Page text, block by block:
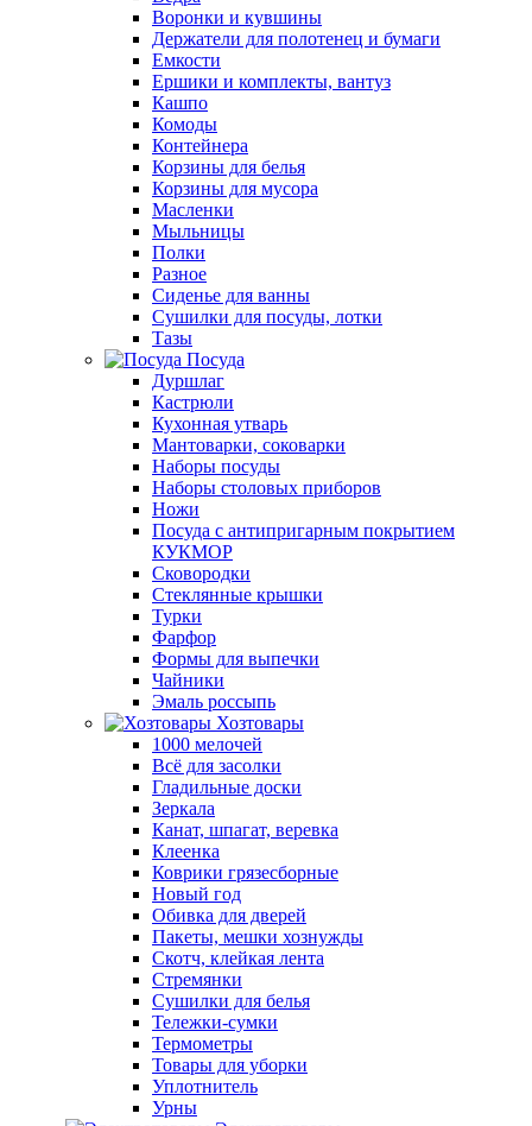
Воронки и кувшины
Держатели для полотенец и бумаги
Емкости
Ершики и комплекты, вантуз
Кашпо
Комоды
Контейнера
Корзины для белья
Корзины для мусора
Масленки
Мыльницы
Полки
Разное
Сиденье для ванны
Сушилки для посуды, лотки
Тазы
Посуда
Дуршлаг
Кастрюли
Кухонная утварь
Мантоварки, соковарки
Наборы посуды
Наборы столовых приборов
Ножи
Посуда с антипригарным покрытием
КУКМОР
Сковородки
Стеклянные крышки
Турки
Фарфор
Формы для выпечки
Чайники
Эмаль россыпь
Хозтовары
1000 мелочей
Всё для засолки
Гладильные доски
Зеркала
Канат, шпагат, веревка
Клеенка
Коврики грязесборные
Новый год
Обивка для дверей
Пакеты, мешки хознужды
Скотч, клейкая лента
Стремянки
Сушилки для белья
Тележки-сумки
Термометры
Товары для уборки
Уплотнитель
Урны